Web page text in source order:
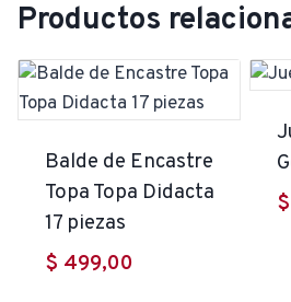
Productos
Balde de Encastre
Topa Topa Didacta
17 piezas
$ 499,00
$